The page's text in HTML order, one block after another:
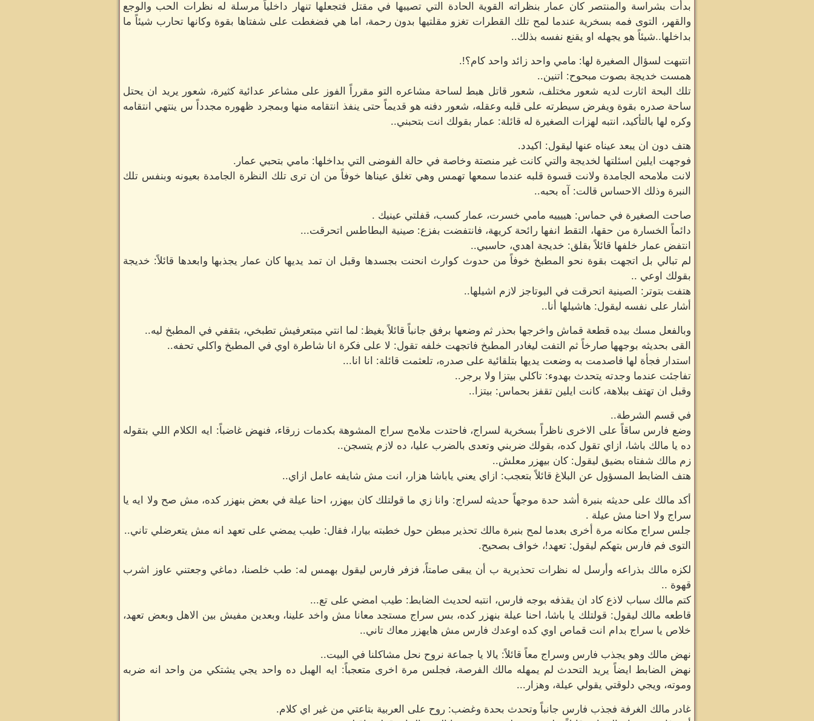
بدأت بشراسة والمنتصر كان عمار بنظراته القوية الحادة التي تصيبها في مقتل فتجعلها تنهار داخلياً مرسلة له نظرات الحب والوجع
والقهر، التوى فمه بسخرية عندما لمح تلك القطرات تغزو مقلتيها بدون رحمة، اما هي فضغطت على شفتاها بقوة وكانها تحارب شيئاً ما
بداخلها..شيئاً هو يجهله او يقنع نفسه بذلك..
انتبهت لسؤال الصغيرة لها: مامي واحد زائد واحد كام؟!.
همست خديجة بصوت مبحوح: اتنين..
تلك البحة اثارت لديه شعور مختلف، شعور قاتل هبط لساحة مشاعره التو مقرراً الفوز على مشاعر عدائية كثيرة، شعور يريد ان يحتل
ساحة صدره بقوة ويفرض سيطرته على قلبه وعقله، شعور دفنه هو قديماً حتى ينفذ انتقامه منها وبمجرد ظهوره مجدداً س ينتهي انتقامه
وكره لها بالتأكيد، انتبه لهزات الصغيرة له قائلة: عمار بقولك انت بتحبني..
هتف دون ان يبعد عيناه عنها ليقول: اكيدد.
فوجهت ايلين اسئلتها لخديجة والتي كانت غير منصتة وخاصة في حالة الفوضى التي بداخلها: مامي بتحبي عمار.
لانت ملامحه الجامدة ولانت قسوة قلبه عندما سمعها تهمس وهي تغلق عيناها خوفاً من ان ترى تلك النظرة الجامدة بعيونه وبنفس تلك
النبرة وذلك الاحساس قالت: آه بحبه..
صاحت الصغيرة في حماس: هييييه مامي خسرت، عمار كسب، قفلتي عينيك .
دائماً الخسارة من حقها، التقط انفها رائحة كريهة، فانتفضت بفزع: صينية البطاطس اتحرقت...
انتفض عمار خلفها قائلاً بقلق: خديجة اهدي، حاسبي..
لم تبالي بل اتجهت بقوة نحو المطبخ خوفاً من حدوث كوارث انحنت بجسدها وقبل ان تمد يديها كان عمار يجذبها وابعدها قائلاً: خديجة
بقولك اوعي ..
هتفت بتوتر: الصينية اتحرقت في البوتاجز لازم اشيلها..
أشار على نفسه ليقول: هاشيلها أنا..
وبالفعل مسك بيده قطعة قماش واخرجها بحذر ثم وضعها برفق جانباً قائلاً بغيظ: لما انتي مبتعرفيش تطبخي، بتقفي في المطبخ ليه..
القى بحديثه بوجهها صارخاً ثم التفت ليغادر المطبخ فاتجهت خلفه تقول: لا على فكرة انا شاطرة اوي في المطبخ واكلي تحفه..
استدار فجأة لها فاصدمت به وضعت يديها بتلقائية على صدره، تلعثمت قائلة: انا انا...
تفاجئت عندما وجدته يتحدث بهدوء: تاكلي بيتزا ولا برجر..
وقبل ان تهتف ببلاهة، كانت ايلين تقفز بحماس: بيتزا..
في قسم الشرطة..
وضع فارس ساقاً على الاخرى ناظراً بسخرية لسراج، فاحتدت ملامح سراج المشوهة بكدمات زرقاء، فنهض غاضباً: ايه الكلام اللي بتقوله
ده يا مالك باشا، ازاي تقول كده، بقولك ضربني وتعدى بالضرب عليا، ده لازم يتسجن..
زم مالك شفتاه بضيق ليقول: كان بيهزر معلش..
هتف الضابط المسؤول عن البلاغ قائلاً بتعجب: ازاي يعني ياباشا هزار، انت مش شايفه عامل ازاي..
أكد مالك على حديثه بنبرة أشد حدة موجهاً حديثه لسراج: وانا زي ما قولتلك كان بيهزر، احنا عيلة في بعض بنهزر كده، مش صح ولا ايه يا
سراج ولا احنا مش عيلة .
جلس سراج مكانه مرة أخرى بعدما لمح بنبرة مالك تحذير مبطن حول خطبته بيارا، فقال: طيب يمضي على تعهد انه مش يتعرضلي تاني..
التوى فم فارس بتهكم ليقول: تعهد!، خواف بصحيح.
لكزه مالك بذراعه وأرسل له نظرات تحذيرية ب أن يبقى صامتاً، فزفر فارس ليقول بهمس له: طب خلصنا، دماغي وجعتني عاوز اشرب
قهوة ..
كتم مالك سباب لاذع كاد ان يقذفه بوجه فارس، انتبه لحديث الضابط: طيب امضي على تع...
قاطعه مالك ليقول: قولتلك يا باشا، احنا عيلة بنهزر كده، بس سراج مستجد معانا مش واخد علينا، وبعدين مفيش بين الاهل وبعض تعهد،
خلاص يا سراج بدام انت قماص اوي كده اوعدك فارس مش هايهزر معاك تاني..
نهض مالك وهو يجذب فارس وسراج معاً قائلاً: يالا يا جماعة نروح نحل مشاكلنا في البيت..
نهض الضابط ايضاً يريد التحدث لم يمهله مالك الفرصة، فجلس مرة اخرى متعجباً: ايه الهبل ده واحد يجي يشتكي من واحد انه ضربه
وموته، ويجي دلوقتي يقولي عيلة، وهزار...
غادر مالك الغرفة فجذب فارس جانباً وتحدث بحدة وغضب: روح على العربية بتاعتي من غير اي كلام.